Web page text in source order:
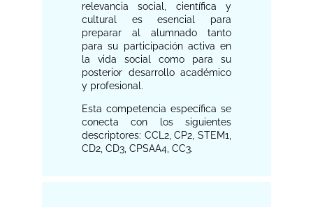
relevancia social, científica y
cultural es esencial para
preparar al alumnado tanto
para su participación activa en
la vida social como para su
posterior desarrollo académico
y profesional.
Esta competencia específica se
conecta con los siguientes
descriptores: CCL2, CP2, STEM1,
CD2, CD3, CPSAA4, CC3.